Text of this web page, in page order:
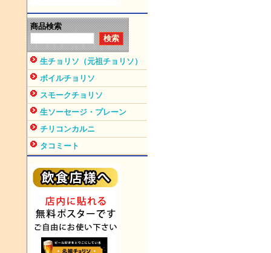
商品検索
生チョリソ（元祖チョリソ）
ボイルチョリソ
スモークチョリソ
生ソーセージ・プレーン
チリコンカルニ
タコミート